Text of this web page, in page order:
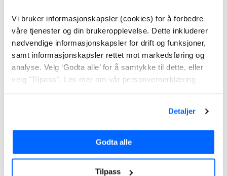
Vi bruker informasjonskapsler (cookies) for å forbedre
våre tjenester og din brukeropplevelse. Dette inkluderer
nødvendige informasjonskapsler for drift og funksjoner,
samt informasjonskapsler rettet mot markedsføring og
analyse. Velg ‘Godta alle’ for å samtykke til dette, eller
velg "Tilpass". Les mer om vår personvernerklæring
Detaljer
Godta alle
Tilpass
Bor i en bolig der det ikke er aktuelt å bytte vinduer eller
etterisolere
Har andre alternative varmekilder til de kaldeste
periodene
boligen via vannbåren gulvvarme eller radiatorer.
Varmen brukes som oftest til å oppvarme tappevann
og oppvarming av selve boligen via et vannbåret